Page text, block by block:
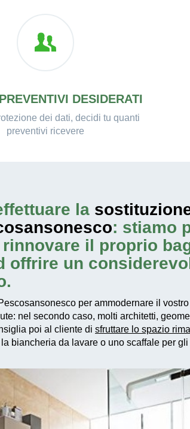
DESIDERATI
dei dati, decidi tu quanti
preventivi ricevere
la
: stiamo
il proprio
offrire un
per ammodernare il
nel secondo caso, molti architetti,
poi al cliente di sfruttare lo spazio
biancheria da lavare o uno scaffale per